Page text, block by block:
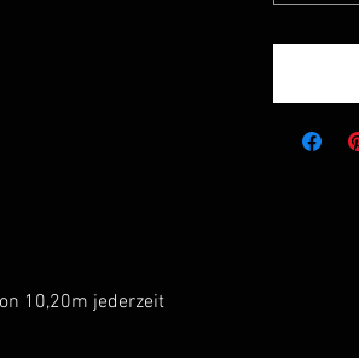
10,20m jederzeit